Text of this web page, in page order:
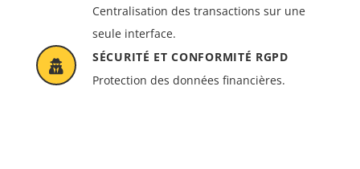
Centralisation des transactions sur une
seule interface.
SÉCURITÉ ET CONFORMITÉ RGPD
Protection des données financières.